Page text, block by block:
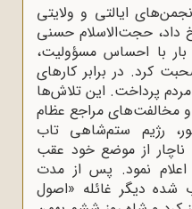
ایالتى و ولایتى
تاریخ 15 / 7 / 1341 رخ داد، حجت‌الاسلام حسنی
با احساس مسؤولیت،
کرد. در برابر کارهاى
‌پرداخت. این تلاش‌ها
و مخالفت‌هاى مراجع عظام
رژیم ستم‌شاهى تاب
از موضع خود عقب
نمود. پس از مدت
شده‌ دیگر غائله‌ «اصول